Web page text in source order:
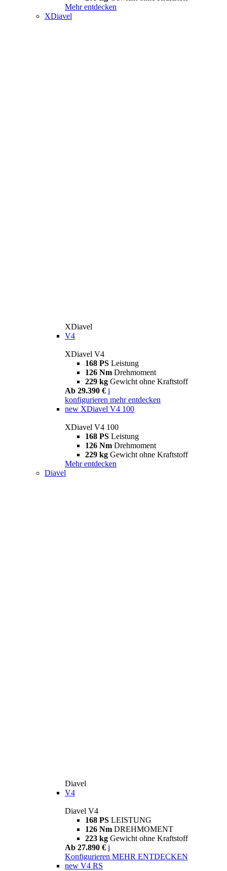
Mehr entdecken
XDiavel
XDiavel
V4
XDiavel V4
168 PS Leistung
126 Nm Drehmoment
229 kg Gewicht ohne Kraftstoff
Ab 29.390 € i
konfigurieren mehr entdecken
new XDiavel V4 100
XDiavel V4 100
168 PS Leistung
126 Nm Drehmoment
229 kg Gewicht ohne Kraftstoff
Mehr entdecken
Diavel
Diavel
V4
Diavel V4
168 PS LEISTUNG
126 Nm DREHMOMENT
223 kg Gewicht ohne Kraftstoff
Ab 27.890 € i
Konfigurieren MEHR ENTDECKEN
new V4 RS